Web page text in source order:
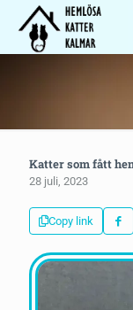
Katter som fått
28 juli, 2023
Copy link